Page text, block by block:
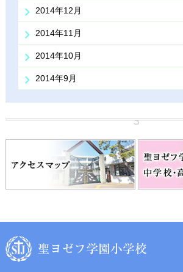
2014年12月
2014年11月
2014年10月
2014年9月